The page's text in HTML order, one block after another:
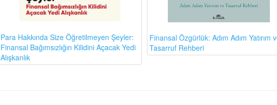
Para Hakkında Size Öğretilmeyen Şeyler:
Finansal Bağımsızlığın Kilidini Açacak Yedi
Alışkanlık
Finansal Özgürlük: Adım Adım Yatırım
Tasarruf Rehberi